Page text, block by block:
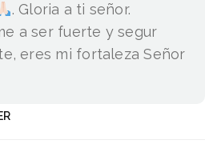
. Gloria a ti señor.
a ser fuerte y segur
eres mi fortaleza Señor